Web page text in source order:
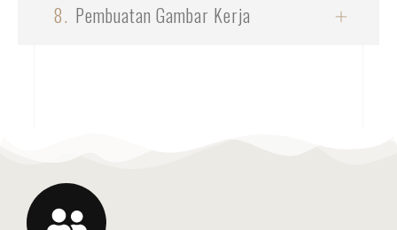
8. Pembuatan Gambar Kerja